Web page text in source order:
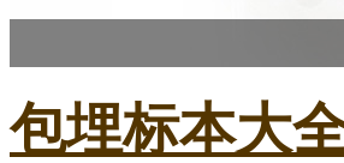
包埋标本大